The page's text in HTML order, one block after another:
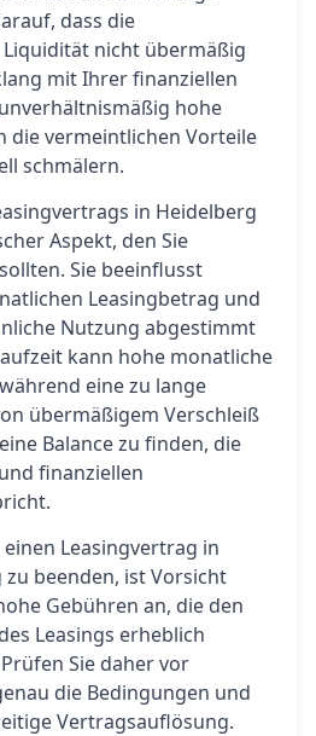
dass die
nicht übermäßig
mit Ihrer finanziellen
hohe
die vermeintlichen Vorteile
schmälern.
in Heidelberg
Aspekt, den Sie
Sie beeinflusst
Leasingbetrag und
Nutzung abgestimmt
kann hohe monatliche
eine zu lange
übermäßigem Verschleiß
Balance zu finden, die
finanziellen
Leasingvertrag in
beenden, ist Vorsicht
Gebühren an, die den
Leasings erheblich
Sie daher vor
die Bedingungen und
Vertragsauflösung.